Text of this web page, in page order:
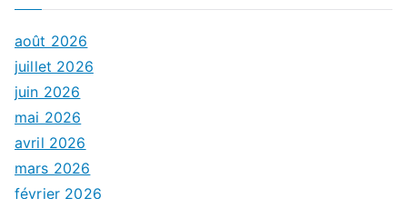
août 2026
juillet 2026
juin 2026
mai 2026
avril 2026
mars 2026
février 2026